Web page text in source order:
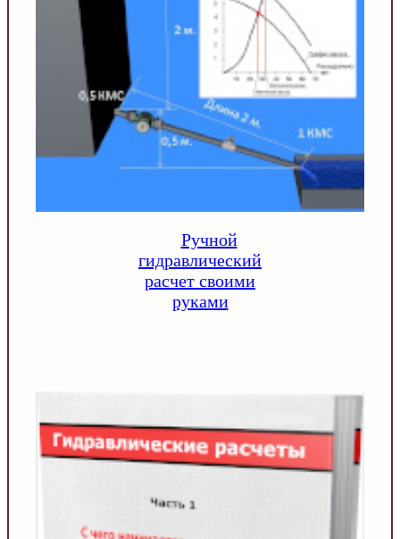
Ручной
гидравлический
расчет своими
руками